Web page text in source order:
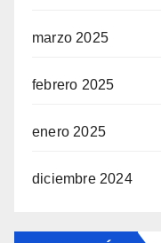
marzo 2025
febrero 2025
enero 2025
diciembre 2024